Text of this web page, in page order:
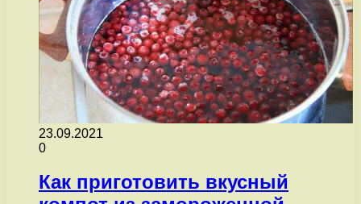
23.09.2021
0
Как приготовить вкусный